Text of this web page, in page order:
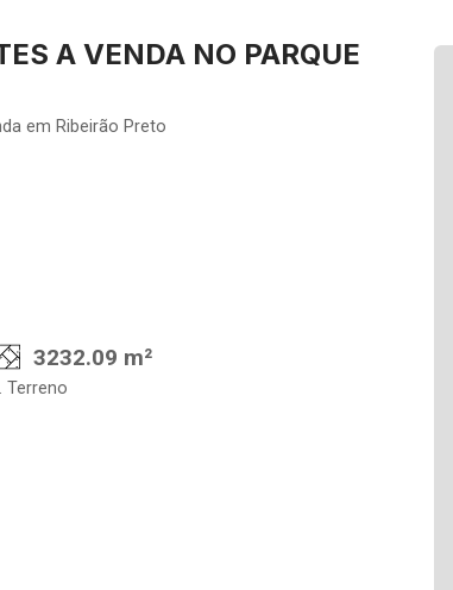
A VENDA NO PARQUE
em Ribeirão Preto
3232.09 m²
Terreno